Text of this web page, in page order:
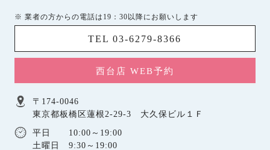
※ 業者の方からの電話は19：30以降にお願いします
TEL 03-6279-8366
西台店 WEB予約
〒174-0046
東京都板橋区蓮根2-29-3 大久保ビル１Ｆ
平日 10:00～19:00
土曜日 9:30～19:00